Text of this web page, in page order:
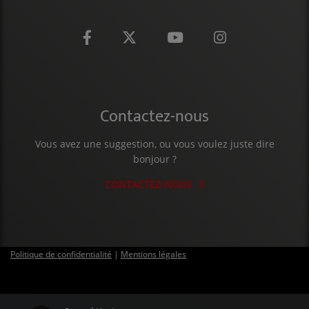
Contactez-nous
Vous avez une suggestion, ou vous voulez juste dire
bonjour ?
CONTACTEZ-NOUS
Politique de confidentialité | Mentions légales